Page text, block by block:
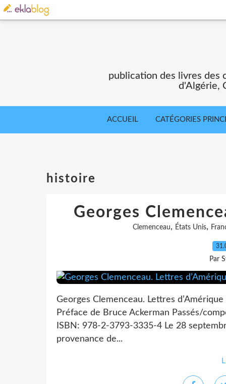
publication des livres des
d'Algérie,
ACCUEIL CATÉGORIES
histoire
Georges
Clemenceau, États Unis,
Par
Georges Clemenceau. Lettres
Préface de Bruce Ackerman Passés/
ISBN: 978-2-3793-3335-4 Le 28
provenance de...